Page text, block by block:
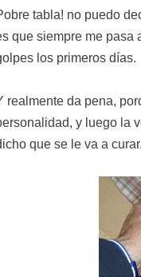
tabla! no puedo
que siempre me pasa
los primeros días.
realmente da pena,
y luego la
que se le va a curar.